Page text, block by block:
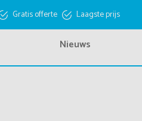
Gratis offerte Laagste prijs
Nieuws